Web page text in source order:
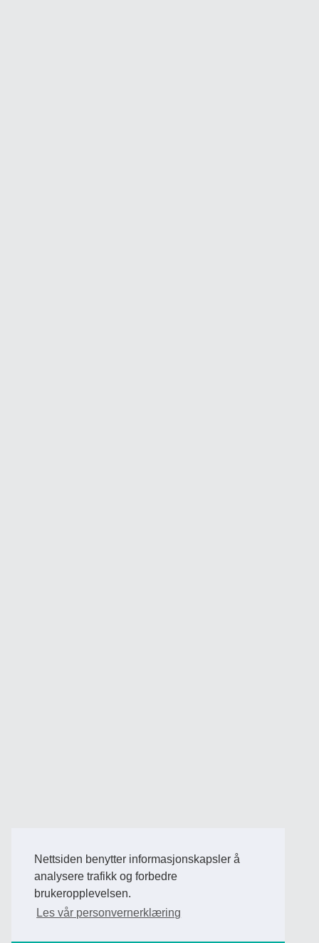
Nettsiden benytter informasjonskapsler å
analysere trafikk og forbedre
brukeropplevelsen.
Les vår personvernerklæring